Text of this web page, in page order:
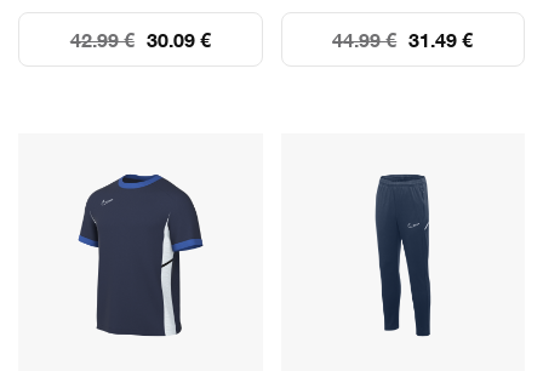
30.09 €
42.99 € 31.49 €
44.99 €